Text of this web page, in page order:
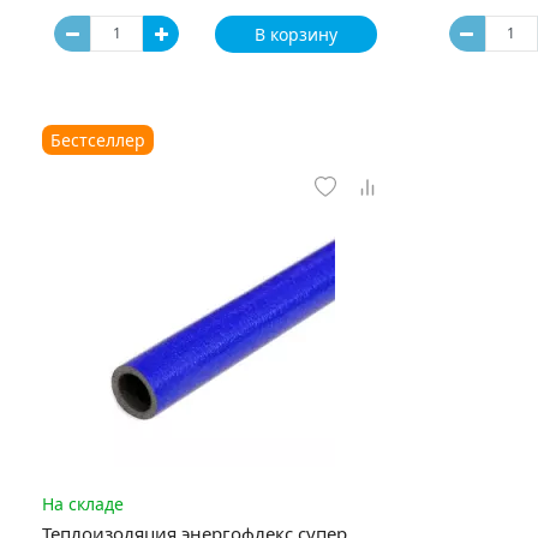
В корзину
Бестселлер
На складе
Теплоизоляция энергофлекс супер